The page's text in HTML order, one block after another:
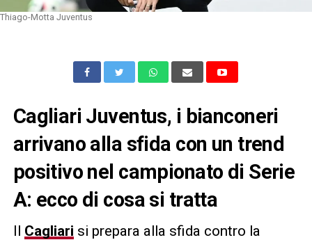
Thiago-Motta Juventus
Cagliari Juventus, i bianconeri
arrivano alla sfida con un trend
positivo nel campionato di Serie
A: ecco di cosa si tratta
Il Cagliari si prepara alla sfida contro la